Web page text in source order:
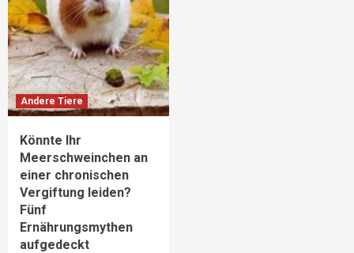
Andere Tiere
Könnte Ihr
Meerschweinchen an
einer chronischen
Vergiftung leiden?
Fünf
Ernährungsmythen
aufgedeckt